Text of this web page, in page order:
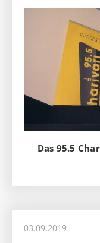
Das 95.5
03.09.2019